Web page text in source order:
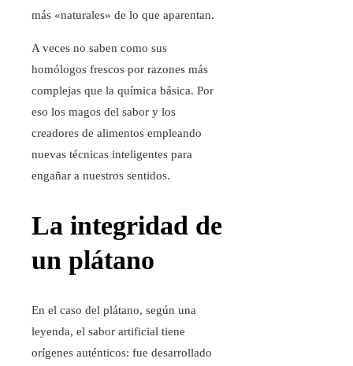
más «naturales» de lo que aparentan.
A veces no saben como sus
homólogos frescos por razones más
complejas que la química básica. Por
eso los magos del sabor y los
creadores de alimentos empleando
nuevas técnicas inteligentes para
engañar a nuestros sentidos.
La integridad de
un plátano
En el caso del plátano, según una
leyenda, el sabor artificial tiene
orígenes auténticos: fue desarrollado